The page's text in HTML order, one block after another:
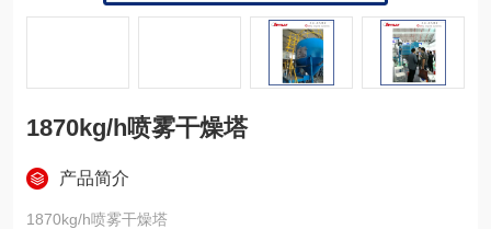
1870kg/h喷雾干燥塔
产品简介
1870kg/h喷雾干燥塔